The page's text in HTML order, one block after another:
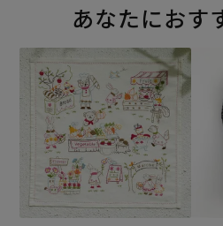
あなたにおす